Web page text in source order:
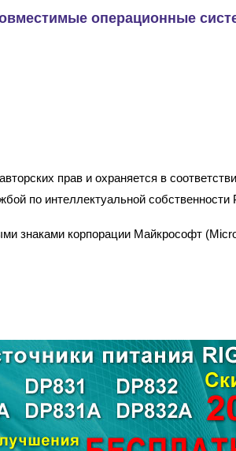
операционные
прав и охраняется в
по интеллектуальной
знаками корпорации Майкрософт